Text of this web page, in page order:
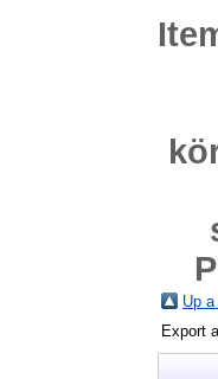
Up a
Export